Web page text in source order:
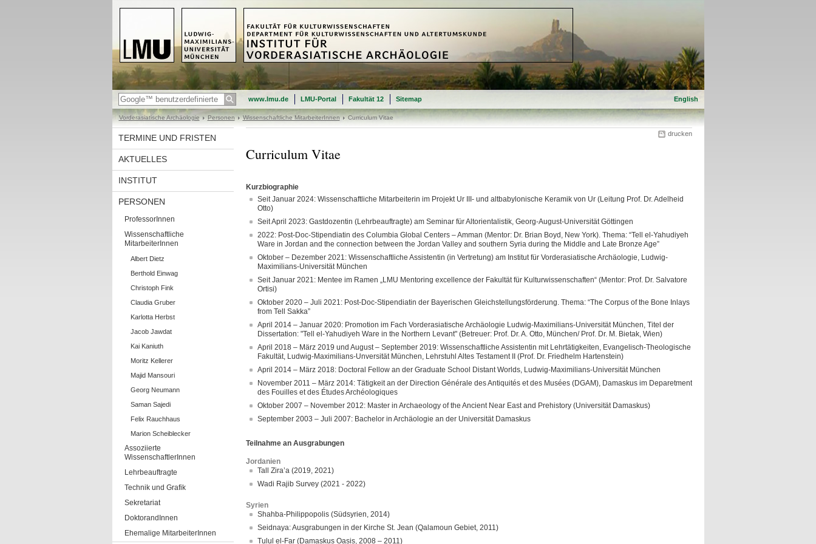
www.lmu.de LMU-Portal Fakultät 12 Sitemap English
Vorderasiatische Archäologie Personen Wissenschaftliche MitarbeiterInnen Curriculum Vitae
TERMINE UND FRISTEN
AKTUELLES
INSTITUT
PERSONEN
ProfessorInnen
Wissenschaftliche
MitarbeiterInnen
Albert Dietz
Berthold Einwag
Christoph Fink
Claudia Gruber
Karlotta Herbst
Jacob Jawdat
Kai Kaniuth
Moritz Kellerer
Majid Mansouri
Georg Neumann
Saman Sajedi
Felix Rauchhaus
Marion Scheiblecker
Assoziierte
WissenschaftlerInnen
Lehrbeauftragte
Technik und Grafik
Sekretariat
DoktorandInnen
Ehemalige MitarbeiterInnen
drucken
Curriculum Vitae
Kurzbiographie
Seit Januar 2024: Wissenschaftliche Mitarbeiterin im Projekt Ur III- und altbabylonische Keramik von Ur (Leitung Prof. Dr. Adelheid
Otto)
Seit April 2023: Gastdozentin (Lehrbeauftragte) am Seminar für Altorientalistik, Georg-August-Universität Göttingen
2022: Post-Doc-Stipendiatin des Columbia Global Centers – Amman (Mentor: Dr. Brian Boyd, New York). Thema: “Tell el-Yahudiyeh
Ware in Jordan and the connection between the Jordan Valley and southern Syria during the Middle and Late Bronze Age”
Oktober – Dezember 2021: Wissenschaftliche Assistentin (in Vertretung) am Institut für Vorderasiatische Archäologie, Ludwig-
Maximilians-Universität München
Seit Januar 2021: Mentee im Ramen „LMU Mentoring excellence der Fakultät für Kulturwissenschaften“ (Mentor: Prof. Dr. Salvatore
Ortisi)
Oktober 2020 – Juli 2021: Post-Doc-Stipendiatin der Bayerischen Gleichstellungsförderung. Thema: “The Corpus of the Bone Inlays
from Tell Sakka”
April 2014 – Januar 2020: Promotion im Fach Vorderasiatische Archäologie Ludwig-Maximilians-Universität München, Titel der
Dissertation: "Tell el-Yahudiyeh Ware in the Northern Levant" (Betreuer: Prof. Dr. A. Otto, München/ Prof. Dr. M. Bietak, Wien)
April 2018 – März 2019 und August – September 2019: Wissenschaftliche Assistentin mit Lehrtätigkeiten, Evangelisch-Theologische
Fakultät, Ludwig-Maximilians-Unversität München, Lehrstuhl Altes Testament II (Prof. Dr. Friedhelm Hartenstein)
April 2014 – März 2018: Doctoral Fellow an der Graduate School Distant Worlds, Ludwig-Maximilians-Universität München
November 2011 – März 2014: Tätigkeit an der Direction Générale des Antiquités et des Musées (DGAM), Damaskus im Deparetment
des Fouilles et des Études Archéologiques
Oktober 2007 – November 2012: Master in Archaeology of the Ancient Near East and Prehistory (Universität Damaskus)
September 2003 – Juli 2007: Bachelor in Archäologie an der Universität Damaskus
Teilnahme an Ausgrabungen
Jordanien
Tall Zira’a (2019, 2021)
Wadi Rajib Survey (2021 - 2022)
Syrien
Shahba-Philippopolis (Südsyrien, 2014)
Seidnaya: Ausgrabungen in der Kirche St. Jean (Qalamoun Gebiet, 2011)
Tulul el-Far (Damaskus Oasis, 2008 – 2011)